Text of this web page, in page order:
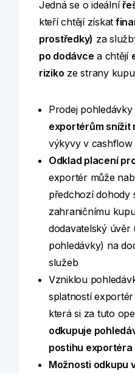
Jedná se o ideální
kteří chtějí získat
prostředky) za
po dodávce a chtějí
riziko ze strany
Prodej
exportérům snížit
výkyvy v cashflow
Odklad placení
exportér může
předchozí dohody
zahraničnímu
dodavatelský úvěr
pohledávky) na
služeb
Vzniklou
splatností exportér
která si za tuto
odkupuje
postihu exportéra
Možnosti odkupu